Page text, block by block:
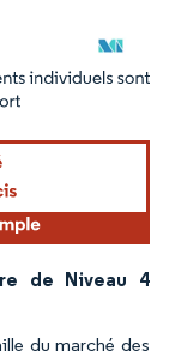
attribution sous CC BY
de Niveau 4
du marché des